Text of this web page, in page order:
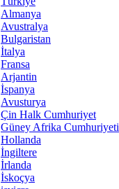
Almanya
Avustralya
Bulgaristan
İtalya
Fransa
Arjantin
İspanya
Avusturya
Çin Halk Cumhuriyet
Güney Afrika Cumhuriyeti
Hollanda
İngiltere
İrlanda
İskoçya